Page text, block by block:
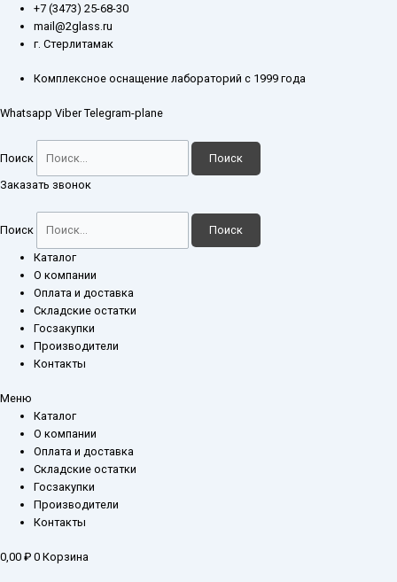
Перейти
содержимому
+7 (3473) 25-68-30
mail@2glass.ru
г. Стерлитамак
Комплексное оснащение лабораторий с 1999 года
Whatsapp Viber Telegram-plane
Поиск Поиск
Заказать звонок
Поиск Поиск
Каталог
О компании
Оплата и доставка
Складские остатки
Госзакупки
Производители
Контакты
Меню
Каталог
О компании
Оплата и доставка
Складские остатки
Госзакупки
Производители
Контакты
0,00 ₽ 0 Корзина
Количество
товара
Электропечь
СУОЛ-0,4.4/12